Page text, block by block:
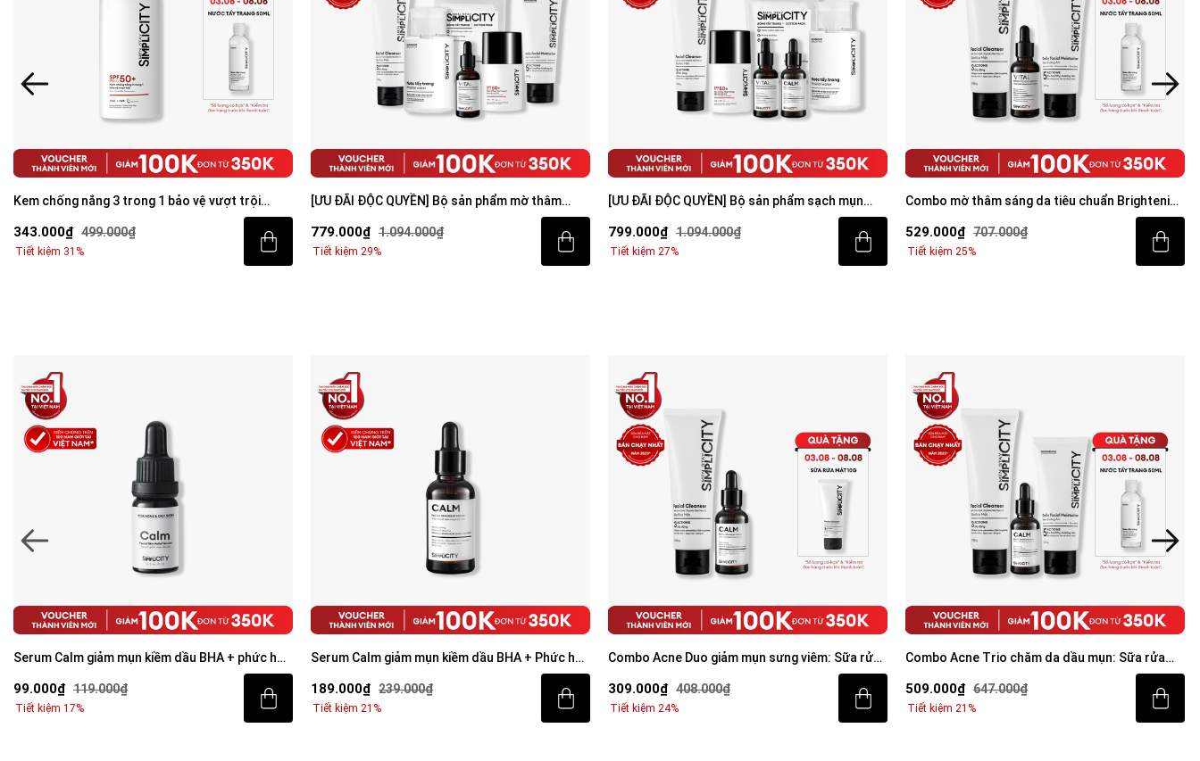
Kem chống nắng 3 trong 1 bảo vệ vượt trội
Invisible Sunscreen 80ml với SPF 50+ PA++++
343.000₫ 499.000₫
Tiết kiệm 31%
[ƯU ĐÃI ĐỘC QUYỀN] Bộ sản phẩm mờ thâm
779.000₫ 1.094.000₫
Tiết kiệm 29%
[ƯU ĐÃI ĐỘC QUYỀN] Bộ sản phẩm sạch mụn
799.000₫ 1.094.000₫
Tiết kiệm 27%
Combo mờ thâm sáng da tiêu chuẩn Brightening
529.000₫ 707.000₫
Tiết kiệm 25%
Serum Calm giảm mụn kiềm dầu BHA + phức hợp
99.000₫ 119.000₫
Tiết kiệm 17%
Serum Calm giảm mụn kiềm dầu BHA + Phức hợp
189.000₫ 239.000₫
Tiết kiệm 21%
Combo Acne Duo giảm mụn sưng viêm: Sữa rửa
309.000₫ 408.000₫
Tiết kiệm 24%
Combo Acne Trio chăm da dầu mụn: Sữa rửa
mặt 100g, Serum Calm 30ml, Kem dưỡng ẩm 80g
509.000₫ 647.000₫
Tiết kiệm 21%